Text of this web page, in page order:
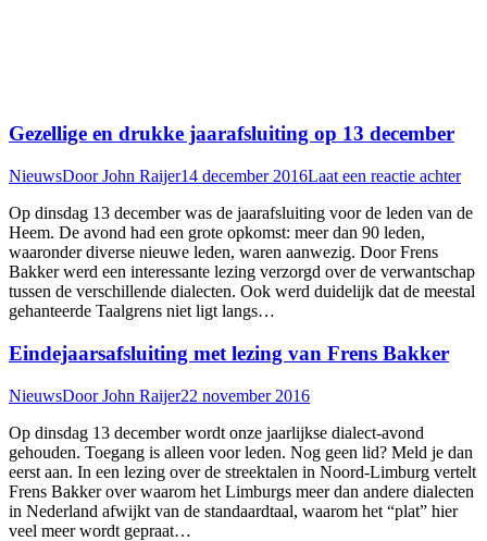
Gezellige en drukke jaarafsluiting op 13 december
NieuwsDoorJohn Raijer14 december 2016Laat een reactie achter
Op dinsdag 13 december was de jaarafsluiting voor de leden van de
Heem. De avond had een grote opkomst: meer dan 90 leden,
waaronder diverse nieuwe leden, waren aanwezig. Door Frens
Bakker werd een interessante lezing verzorgd over de verwantschap
tussen de verschillende dialecten. Ook werd duidelijk dat de meestal
gehanteerde Taalgrens niet ligt langs…
Eindejaarsafsluiting met lezing van Frens Bakker
NieuwsDoorJohn Raijer22 november 2016
Op dinsdag 13 december wordt onze jaarlijkse dialect-avond
gehouden. Toegang is alleen voor leden. Nog geen lid? Meld je dan
eerst aan. In een lezing over de streektalen in Noord-Limburg vertelt
Frens Bakker over waarom het Limburgs meer dan andere dialecten
in Nederland afwijkt van de standaardtaal, waarom het “plat” hier
veel meer wordt gepraat…